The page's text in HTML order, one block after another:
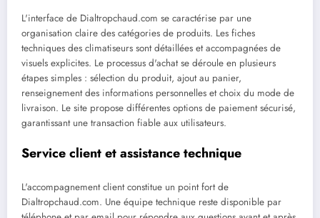
L'interface de Dialtropchaud.com se caractérise par une
organisation claire des catégories de produits. Les fiches
techniques des climatiseurs sont détaillées et accompagnées de
visuels explicites. Le processus d'achat se déroule en plusieurs
étapes simples : sélection du produit, ajout au panier,
renseignement des informations personnelles et choix du mode de
livraison. Le site propose différentes options de paiement sécurisé,
garantissant une transaction fiable aux utilisateurs.
Service client et assistance technique
L'accompagnement client constitue un point fort de
Dialtropchaud.com. Une équipe technique reste disponible par